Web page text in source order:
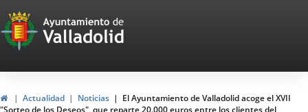
Portal
Web
del
Ayuntamiento
HomeActualidad Noticias
El Ayuntamiento de Valladolid acoge el XVII
"Sorteo de los Deseos", que reparte 20.000 euros entre los clientes del